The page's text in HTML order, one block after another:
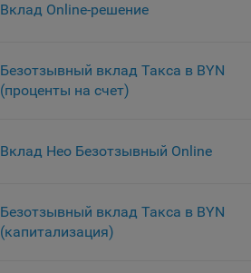
Вклад Online-решение
Безотзывный вклад Такса в BYN
(проценты на счет)
Вклад Нео Безотзывный Online
Безотзывный вклад Такса в BYN
(капитализация)